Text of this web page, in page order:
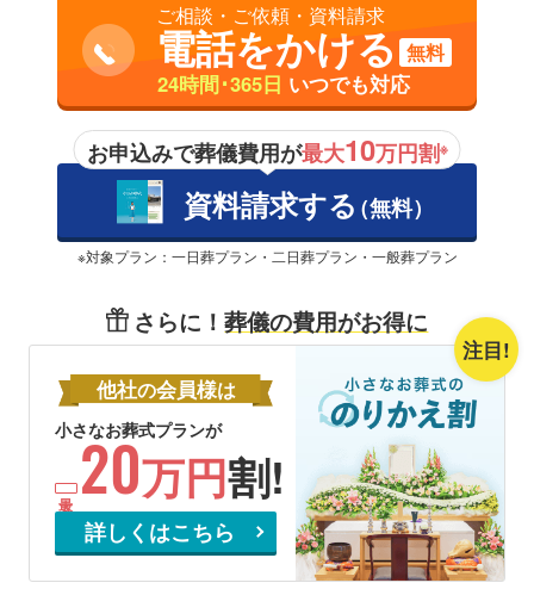
ご相談・ご依頼・資料請求
電話をかける 無料
24時間･365日 いつでも対応
お申込みで葬儀費用が最大10万円割※
資料請求する（無料）
※対象プラン：一日葬プラン・二日葬プラン・一般葬プラン
さらに！葬儀の費用がお得に
注目!
他社の会員様は
小さなお葬式プランが
20万円割!
詳しくはこちら